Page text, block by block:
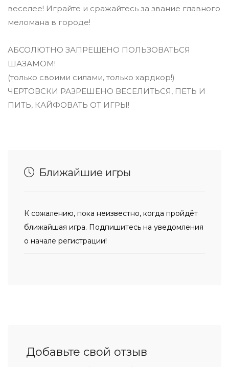
веселее! Играйте и сражайтесь за звание главного
меломана в городе!
АБСОЛЮТНО ЗАПРЕЩЕНО ПОЛЬЗОВАТЬСЯ
ШАЗАМОМ!
(только своими силами, только хардкор!)
ЧЕРТОВСКИ РАЗРЕШЕНО ВЕСЕЛИТЬСЯ, ПЕТЬ И
ПИТЬ, КАЙФОВАТЬ ОТ ИГРЫ!
Ближайшие игры
К сожалению, пока неизвестно, когда пройдёт
ближайшая игра. Подпишитесь на уведомления
о начале регистрации!
Добавьте свой отзыв